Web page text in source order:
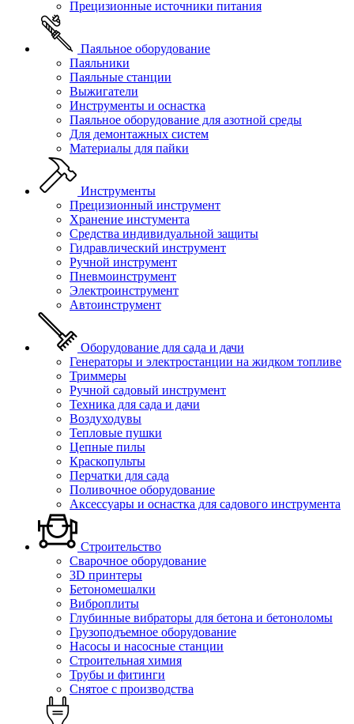
Прецизионные источники питания
Паяльное оборудование
Паяльники
Паяльные станции
Выжигатели
Инструменты и оснастка
Паяльное оборудование для азотной среды
Для демонтажных систем
Материалы для пайки
Инструменты
Прецизионный инструмент
Хранение инстумента
Средства индивидуальной защиты
Гидравлический инструмент
Ручной инструмент
Пневмоинструмент
Электроинструмент
Автоинструмент
Оборудование для сада и дачи
Генераторы и электростанции на жидком топливе
Триммеры
Ручной садовый инструмент
Техника для сада и дачи
Воздуходувы
Тепловые пушки
Цепные пилы
Краскопульты
Перчатки для сада
Поливочное оборудование
Аксессуары и оснастка для садового инструмента
Строительство
Сварочное оборудование
3D принтеры
Бетономешалки
Виброплиты
Глубинные вибраторы для бетона и бетоноломы
Грузоподъемное оборудование
Насосы и насосные станции
Строительная химия
Трубы и фитинги
Снятое с производства